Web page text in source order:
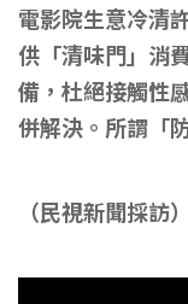
電影院生意冷清
供「清味門」消
備，杜絕接觸性
併解決。所謂「
（民視新聞採